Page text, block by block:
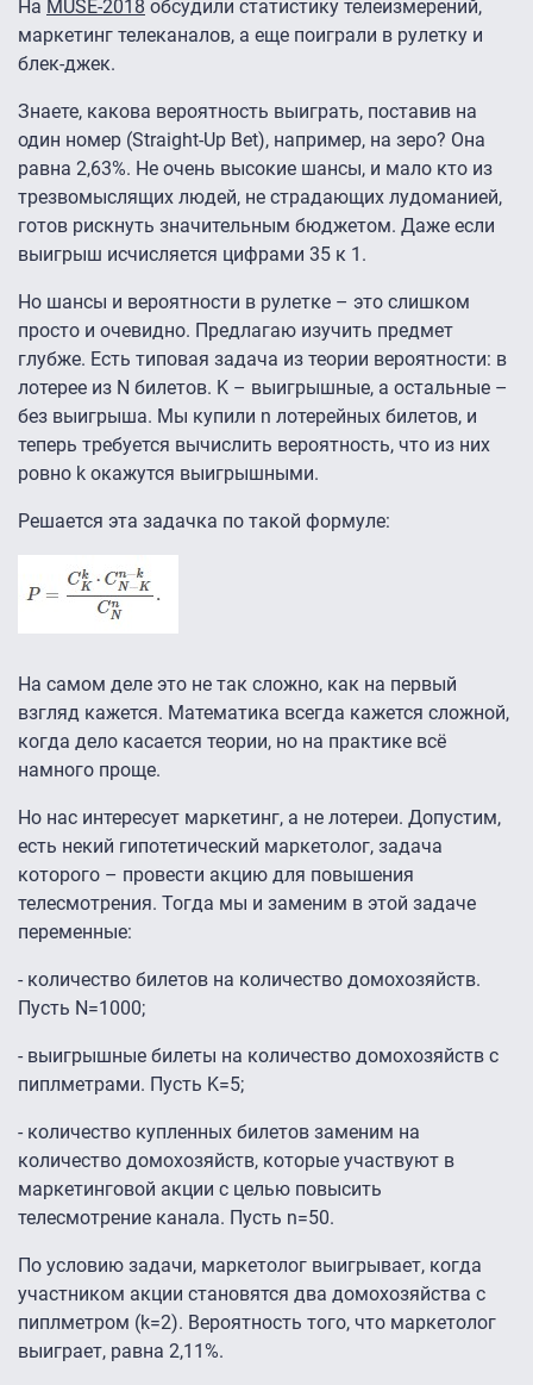
На MUSE-2018 обсудили статистику телеизмерений,
маркетинг телеканалов, а еще поиграли в рулетку и
блек-джек.
Знаете, какова вероятность выиграть, поставив на
один номер (Straight-Up Bet), например, на зеро? Она
равна 2,63%. Не очень высокие шансы, и мало кто из
трезвомыслящих людей, не страдающих лудоманией,
готов рискнуть значительным бюджетом. Даже если
выигрыш исчисляется цифрами 35 к 1.
Но шансы и вероятности в рулетке – это слишком
просто и очевидно. Предлагаю изучить предмет
глубже. Есть типовая задача из теории вероятности: в
лотерее из N билетов. K – выигрышные, а остальные –
без выигрыша. Мы купили n лотерейных билетов, и
теперь требуется вычислить вероятность, что из них
ровно k окажутся выигрышными.
Решается эта задачка по такой формуле:
На самом деле это не так сложно, как на первый
взгляд кажется. Математика всегда кажется сложной,
когда дело касается теории, но на практике всё
намного проще.
Но нас интересует маркетинг, а не лотереи. Допустим,
есть некий гипотетический маркетолог, задача
которого – провести акцию для повышения
телесмотрения. Тогда мы и заменим в этой задаче
переменные:
- количество билетов на количество домохозяйств.
Пусть N=1000;
- выигрышные билеты на количество домохозяйств с
пиплметрами. Пусть K=5;
- количество купленных билетов заменим на
количество домохозяйств, которые участвуют в
маркетинговой акции с целью повысить
телесмотрение канала. Пусть n=50.
По условию задачи, маркетолог выигрывает, когда
участником акции становятся два домохозяйства с
пиплметром (k=2). Вероятность того, что маркетолог
выиграет, равна 2,11%.